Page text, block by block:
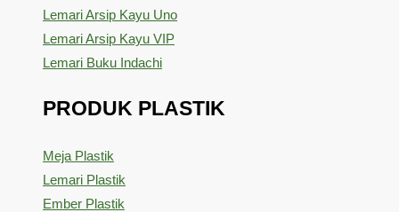
Lemari Arsip Kayu Uno
Lemari Arsip Kayu VIP
Lemari Buku Indachi
PRODUK PLASTIK
Meja Plastik
Lemari Plastik
Ember Plastik